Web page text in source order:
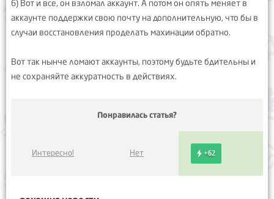
6) Вот и все, он взломал аккаунт. А потом он опять меняет в
аккаунте поддержки свою почту на дополнительную, что бы в
случаи восстановления проделать махинации обратно.
Вот так нынче ломают аккаунты, поэтому будьте бдительны и
не сохраняйте аккуратность в действиях.
Понравилась статья?
Интересно! Нет +62